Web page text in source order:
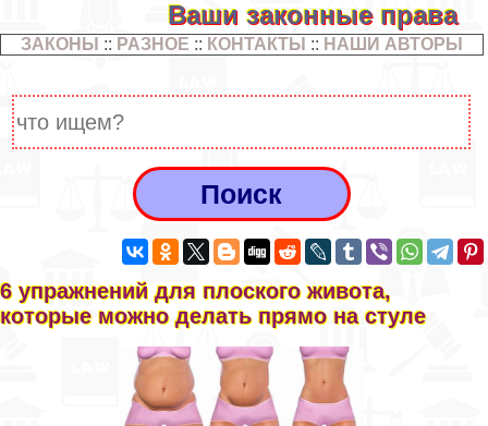
Ваши законные права
ЗАКОНЫ :: РАЗНОЕ :: КОНТАКТЫ :: НАШИ АВТОРЫ
6 упражнений для плоского живота,
которые можно делать прямо на стуле